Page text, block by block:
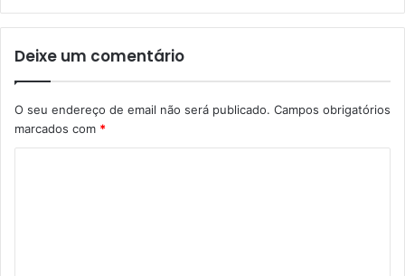
Deixe um comentário
O seu endereço de email não será publicado. Campos obrigatórios
marcados com *